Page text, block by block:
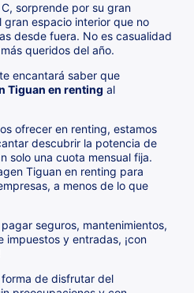
sorprende por su gran
espacio interior que no
desde fuera. No es casualidad
queridos del año.
encantará saber que
Tiguan en renting al
ofrecer en renting, estamos
descubrir la potencia de
solo una cuota mensual fija.
Tiguan en renting para
a menos de lo que
seguros, mantenimientos,
impuestos y entradas, ¡con
de disfrutar del